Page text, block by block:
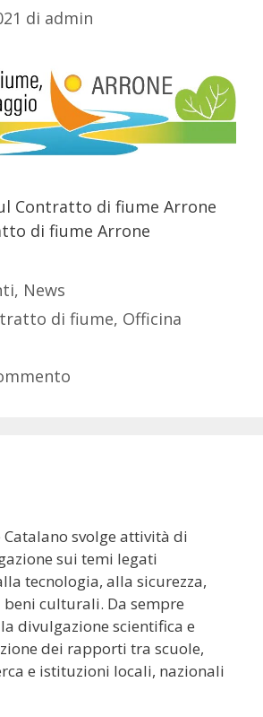
di admin
Contratto di fiume Arrone
di fiume Arrone
, News
di fiume, Officina
Catalano svolge attività di
sui temi legati
tecnologia, alla sicurezza,
culturali. Da sempre
divulgazione scientifica e
dei rapporti tra scuole,
e istituzioni locali, nazionali